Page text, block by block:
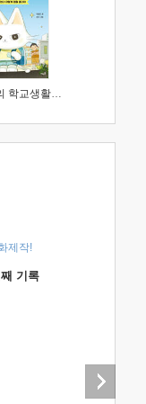
고양이 제제의 학교생활 1 : 초등학생이 이렇게 힘들 줄이야
제작!
기록